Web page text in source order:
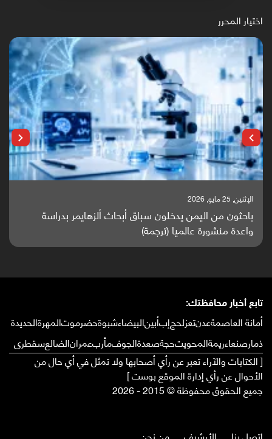
اختيار المحرر
الإثنين, 25 مايو, 2026
باحثون من اليمن يدخلون سباق أبحاث ألزهايمر بدراسة
واعدة منشورة عالميا (ترجمة)
تابع أخبار محافظتك:
أمانة العاصمةعدنتعزلحجإبأبينالبيضاءشبوةحضرموتالمهرةالحديدة
ذمارصنعاءريمةالمحويتحجةصعدةالجوفمأربعمرانالضالعسقطرى
[ الكتابات والآراء تعبر عن رأي أصحابها ولا تمثل في أي حال من
الأحوال عن رأي إدارة الموقع بوست ]
جميع الحقوق محفوظة © 2015 - 2026